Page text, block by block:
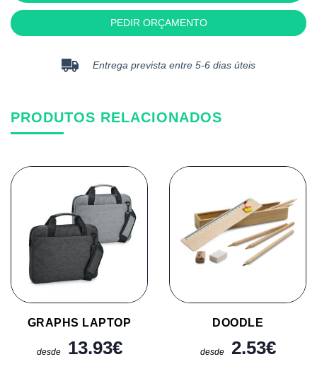
PEDIR ORÇAMENTO
Entrega prevista entre 5-6 dias úteis
PRODUTOS RELACIONADOS
GRAPHS LAPTOP
desde 13.93€
DOODLE
desde 2.53€